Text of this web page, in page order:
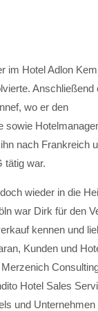
im Hotel Adlon
Anschließend
wo er den
sowie
nach Frankreich
tätig war.
wieder in die
war Dirk für den
kennen und
Kunden und
Hotel Sales
und Unternehmen